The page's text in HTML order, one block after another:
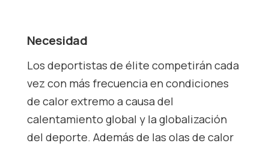
Necesidad
Los deportistas de élite competirán cada
vez con más frecuencia en condiciones
de calor extremo a causa del
calentamiento global y la globalización
del deporte. Además de las olas de calor